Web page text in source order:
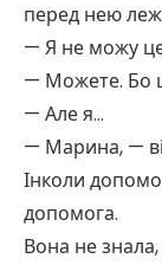
перед нею
— Я не можу
— Можете. Бо
— Але я…
— Марина, —
Інколи
допомога.
Вона не знала,